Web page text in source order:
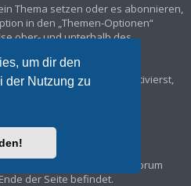
um dir den
der Nutzung zu
Thema setzen oder es abonnieren,
in den „Themen-Optionen“
ober- und unterhalb des
die Option „Mich
geschrieben wurde“ aktivierst,
im Forum den Link „Forum
der Seite befindet.